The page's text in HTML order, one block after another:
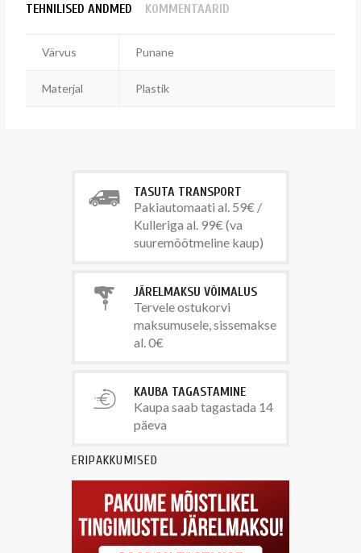
TEHNILISED ANDMED KOMMENTAARID
Värvus Punane
Materjal Plastik
TASUTA TRANSPORT
Pakiautomaati al. 59€ /
Kulleriga al. 99€ (va
suuremõõtmeline kaup)
JÄRELMAKSU VÕIMALUS
Tervele ostukorvi
maksumusele, sissemakse
al. 0€
KAUBA TAGASTAMINE
Kaupa saab tagastada 14
päeva
ERIPAKKUMISED